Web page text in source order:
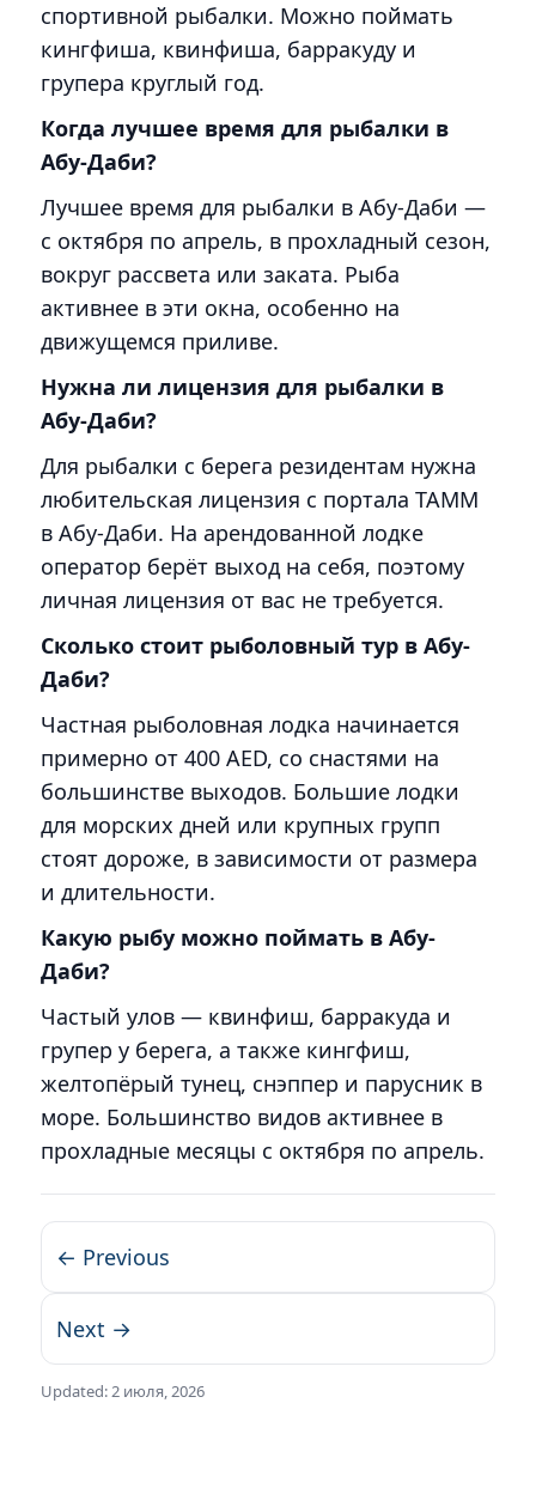
спортивной рыбалки. Можно поймать
кингфиша, квинфиша, барракуду и
групера круглый год.
Когда лучшее время для рыбалки в
Абу-Даби?
Лучшее время для рыбалки в Абу-Даби —
с октября по апрель, в прохладный сезон,
вокруг рассвета или заката. Рыба
активнее в эти окна, особенно на
движущемся приливе.
Нужна ли лицензия для рыбалки в
Абу-Даби?
Для рыбалки с берега резидентам нужна
любительская лицензия с портала TAMM
в Абу-Даби. На арендованной лодке
оператор берёт выход на себя, поэтому
личная лицензия от вас не требуется.
Сколько стоит рыболовный тур в Абу-
Даби?
Частная рыболовная лодка начинается
примерно от 400 AED, со снастями на
большинстве выходов. Большие лодки
для морских дней или крупных групп
стоят дороже, в зависимости от размера
и длительности.
Какую рыбу можно поймать в Абу-
Даби?
Частый улов — квинфиш, барракуда и
групер у берега, а также кингфиш,
желтопёрый тунец, снэппер и парусник в
море. Большинство видов активнее в
прохладные месяцы с октября по апрель.
← Previous
Next →
Updated:2 июля, 2026